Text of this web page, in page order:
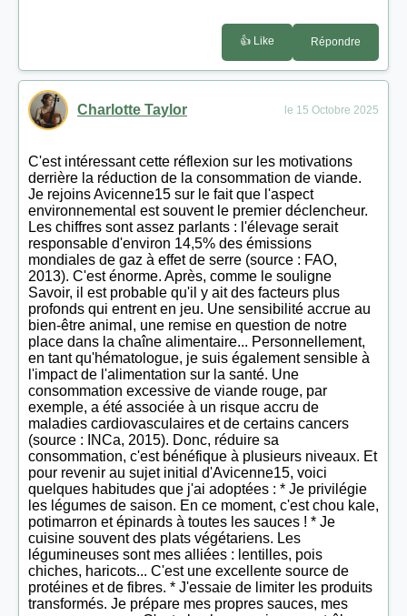
👍 Like Répondre
Charlotte Taylor le 15 Octobre 2025
C'est intéressant cette réflexion sur les motivations
derrière la réduction de la consommation de viande.
Je rejoins Avicenne15 sur le fait que l'aspect
environnemental est souvent le premier déclencheur.
Les chiffres sont assez parlants : l'élevage serait
responsable d'environ 14,5% des émissions
mondiales de gaz à effet de serre (source : FAO,
2013). C'est énorme. Après, comme le souligne
Savoir, il est probable qu'il y ait des facteurs plus
profonds qui entrent en jeu. Une sensibilité accrue au
bien-être animal, une remise en question de notre
place dans la chaîne alimentaire... Personnellement,
en tant qu'hématologue, je suis également sensible à
l'impact de l'alimentation sur la santé. Une
consommation excessive de viande rouge, par
exemple, a été associée à un risque accru de
maladies cardiovasculaires et de certains cancers
(source : INCa, 2015). Donc, réduire sa
consommation, c'est bénéfique à plusieurs niveaux. Et
pour revenir au sujet initial d'Avicenne15, voici
quelques habitudes que j'ai adoptées : * Je privilégie
les légumes de saison. En ce moment, c'est chou kale,
potimarron et épinards à toutes les sauces ! * Je
cuisine souvent des plats végétariens. Les
légumineuses sont mes alliées : lentilles, pois
chiches, haricots... C'est une excellente source de
protéines et de fibres. * J'essaie de limiter les produits
transformés. Je prépare mes propres sauces, mes